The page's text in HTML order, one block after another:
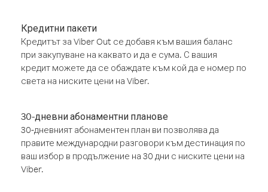
Кредитни пакети
Кредитът за Viber Out се добавя към вашия баланс
при закупуване на каквато и да е сума. С вашия
кредит можете да се обаждате към кой да е номер по
света на ниските цени на Viber.
30-дневни абонаментни планове
30-дневният абонаментен план ви позволява да
правите международни разговори към дестинация по
ваш избор в продължение на 30 дни с ниските цени на
Viber.